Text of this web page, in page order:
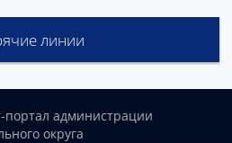
линии
администрации
округа